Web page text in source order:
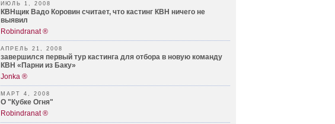
ИЮЛЬ 1, 2008
КВНщик Вадо Коровин считает, что кастинг КВН ничего не
выявил
Robindranat ®
АПРЕЛЬ 21, 2008
завершился первый тур кастинга для отбора в новую команду
КВН «Парни из Баку»
Jonka ®
МАРТ 4, 2008
О "Кубке Огня"
Robindranat ®